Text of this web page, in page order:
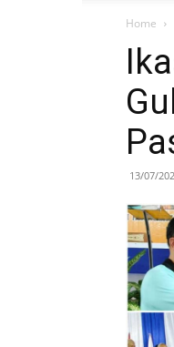
Home
13/07/